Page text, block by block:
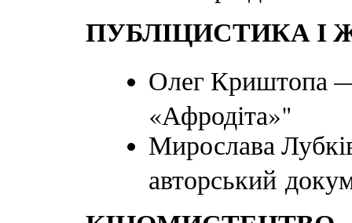
ПУБЛІЦИСТИКА І
Олег Криштопа
«Афродіта»"
Мирослава
авторський